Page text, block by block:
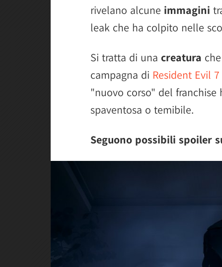
rivelano alcune immagini
leak che ha colpito nelle
Si tratta di una creatura
campagna di Resident Evil
"nuovo corso" del
spaventosa o temibile.
Seguono possibili spoiler